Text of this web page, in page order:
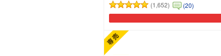
(1,652)
(20)